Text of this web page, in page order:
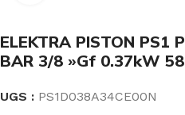
ELEKTRA PISTON PS1
BAR 3/8 »Gf 0.37kW
UGS : PS1D038A34CE00N